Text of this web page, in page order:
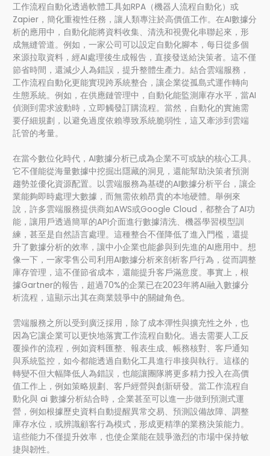
工作流程自動化透過軟體工具如RPA（機器人流程自動化）或
Zapier，簡化重複性任務，讓人類專注於高價值工作。在AI數據分
析的應用中，自動化能將資料收集、清洗和視覺化串聯起來，形
成無縫管道。例如，一家公司可以設定自動化腳本，每日從多個
來源拉取資料，經AI處理後生成報告，直接發送給決策者。這不僅
節省時間，還減少人為錯誤，提升整體生產力。結合雲端服務，
工作流程自動化更能實現跨系統整合，讓企業從孤島式運作轉向
生態系統。例如，在供應鏈管理中，自動化能監測庫存水平，當AI
偵測到需求波動時，立即觸發訂購流程。當然，自動化的實施需
要仔細規劃，以避免過度依賴導致系統脆弱性，這又牽涉到雲端
託管的考量。
在當今數位化時代，AI數據分析已成為企業不可或缺的核心工具。
它不僅能從海量數據中挖掘出隱藏的洞見，還能幫助決策者預測
趨勢並優化資源配置。以雲端服務為基礎的AI數據分析平台，讓企
業能夠即時處理大數據，而無需依賴昂貴的本地硬體。舉例來
說，許多雲端服務提供商如AWS或Google Cloud，都整合了AI功
能，讓用戶透過簡單的API介面進行數據清洗、機器學習模型訓
練，甚至是自然語言處理。這種整合不僅降低了進入門檻，還提
升了數據分析的效率，讓中小企業也能參與到先進的AI應用中。想
像一下，一家零售公司利用AI數據分析來剖析客戶行為，從而調整
庫存管理，這不僅節省成本，還能提升客戶滿意度。事實上，根
據Gartner的報告，超過70%的企業已在2023年將AI融入數據分
析流程，這顯示出其在商業競爭中的關鍵角色。
雲端服務之所以受到廣泛採用，除了成本彈性與擴充性之外，也
因為它讓企業可以更快地落實工作流程自動化。過去需要人工反
覆操作的流程，例如資料匯整、報表生成、帳務核對、客戶通知
與系統監控，如今都能透過自動化工具進行串接與執行。這樣的
轉變不但大幅降低人為錯誤，也能讓團隊將更多精力投入在高價
值工作上，例如策略規劃、客戶經營與創新研發。當工作流程自
動化與 ai 數據分析結合時，企業甚至可以進一步做到預測式運
營，例如根據歷史資料自動提醒異常交易、預測設備故障、調整
庫存水位，或辨識顧客行為模式，形成更精準的業務決策能力。
這些能力不僅提升效率，也使企業能在競爭激烈的市場中保持敏
捷與韌性。